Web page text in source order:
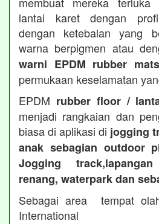
lantai karet dengan
dengan ketebalan yang
warna berpigmen atau
warni EPDM rubber mats
permukaan keselamatan
EPDM rubber floor /
menjadi rangkaian dan
biasa di aplikasi di jogging
anak sebagian outdoor
Jogging
renang, waterpark dan
Sebagai area tempat
International